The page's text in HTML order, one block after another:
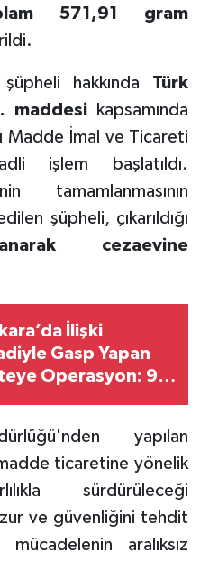
571,91 gram
hakkında Türk
maddesikapsamında
Madde İmal ve Ticareti
işlem başlatıldı.
tamamlanmasının
şüpheli, çıkarıldığı
cezaevine
İlişki
Gasp Yapan
Operasyon: 9
yapılan
ticaretine yönelik
sürdürüleceği
ve güvenliğini tehdit
aralıksız